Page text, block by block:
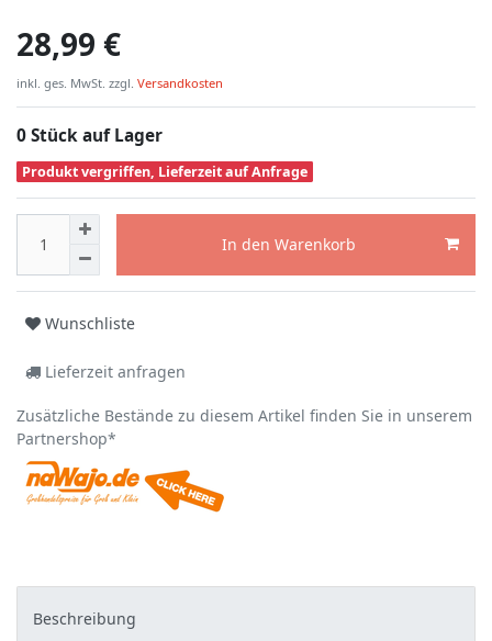
28,99 €
inkl. ges. MwSt. zzgl. Versandkosten
0 Stück auf Lager
Produkt vergriffen, Lieferzeit auf Anfrage
In den Warenkorb
Wunschliste
Lieferzeit anfragen
Zusätzliche Bestände zu diesem Artikel finden Sie in unserem
Partnershop*
Beschreibung